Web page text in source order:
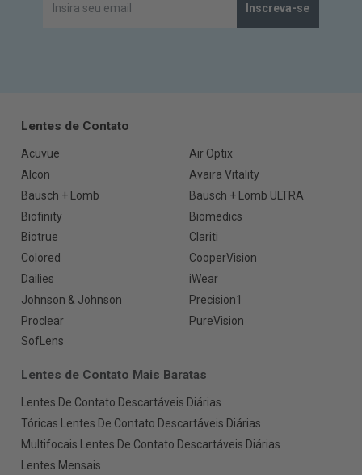
Inscreva-se
Lentes de Contato
Acuvue
Air Optix
Alcon
Avaira Vitality
Bausch + Lomb
Bausch + Lomb ULTRA
Biofinity
Biomedics
Biotrue
Clariti
Colored
CooperVision
Dailies
iWear
Johnson & Johnson
Precision1
Proclear
PureVision
SofLens
Lentes de Contato Mais Baratas
Lentes De Contato Descartáveis Diárias
Tóricas Lentes De Contato Descartáveis Diárias
Multifocais Lentes De Contato Descartáveis Diárias
Lentes Mensais